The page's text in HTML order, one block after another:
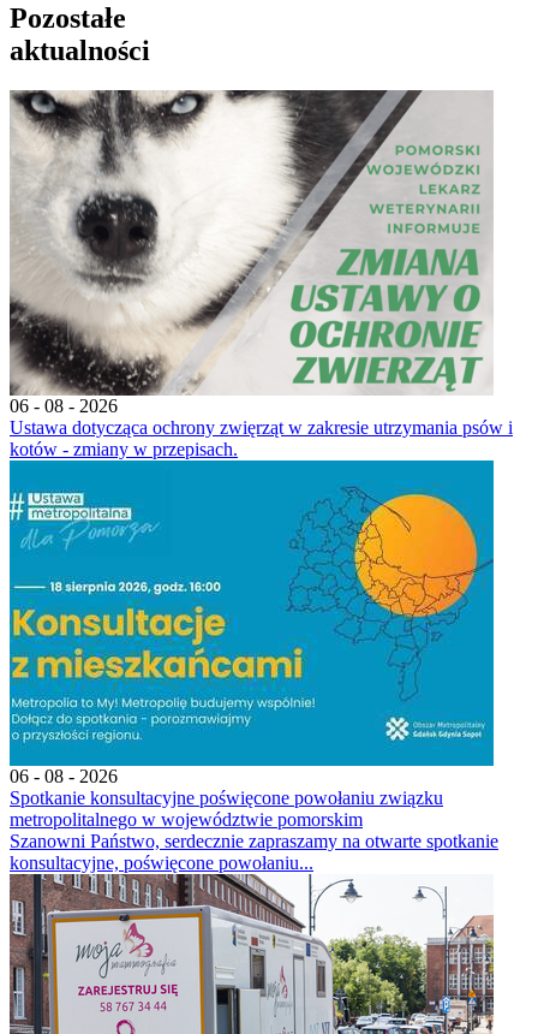
Pozostałe
aktualności
06 - 08 - 2026
Ustawa dotycząca ochrony zwięrząt w zakresie utrzymania psów i
kotów - zmiany w przepisach.
06 - 08 - 2026
Spotkanie konsultacyjne poświęcone powołaniu związku
metropolitalnego w województwie pomorskim
Szanowni Państwo, serdecznie zapraszamy na otwarte spotkanie
konsultacyjne, poświęcone powołaniu...